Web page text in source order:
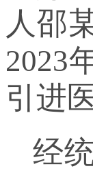
人邵
2023
引进
经